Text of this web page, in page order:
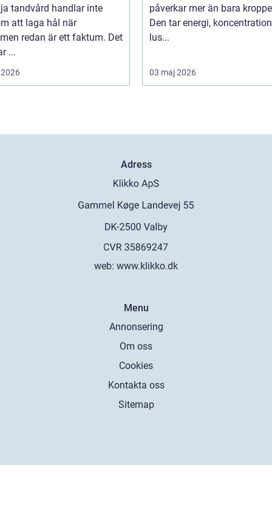
tandvård handlar inte
att laga hål när
redan är ett faktum. Det
...
påverkar mer än bara
Den tar energi,
lus...
03 maj 2026
Adress
web: www.klikko.dk
Menu
Annonsering
Om oss
Cookies
Kontakta oss
Sitemap